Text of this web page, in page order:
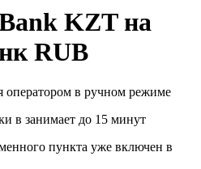
KZT на
RUB
оператором в ручном режиме
в занимает до 15 минут
пункта уже включен в